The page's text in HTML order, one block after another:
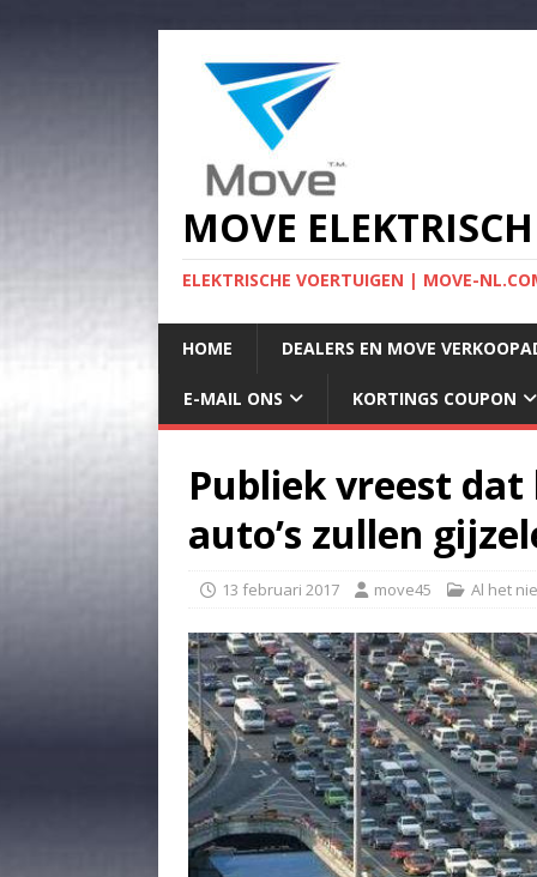
MOVE
ELEKTRISCHE VOERTUIGEN | MOVE-
HOME DEALERS EN MOVE
E-MAIL ONS KORTINGS COUPON
Publiek vreest
auto’s zullen
13 februari 2017 move45 Al het